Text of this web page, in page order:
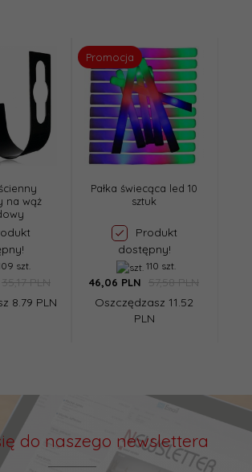
na wąż
szt.
35,17 PLN
8.79 PLN
Promocja
Pałka świecąca led 10
sztuk
Produkt
dostępny!
110 szt.
46,06 PLN
57,58 PLN
Oszczędzasz 11.52
PLN
do naszego newslettera